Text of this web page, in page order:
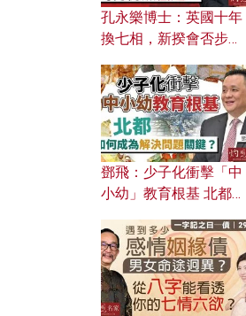
孔永樂博士：英國十年
換七相，新揆會否步前
濟為何仍然低迷？
鄧飛：少子化衝擊「中
小幼」教育根基 北都如